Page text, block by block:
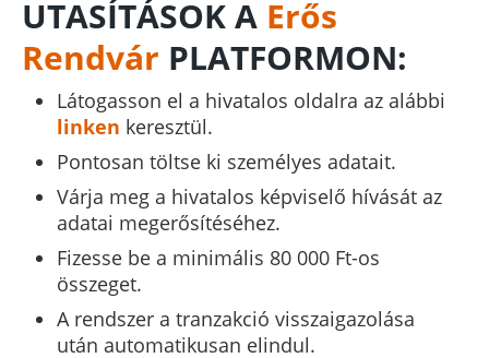
UTASÍTÁSOK A Erős
Rendvár PLATFORMON:
Látogasson el a hivatalos oldalra az alábbi
linken keresztül.
Pontosan töltse ki személyes adatait.
Várja meg a hivatalos képviselő hívását az
adatai megerősítéséhez.
Fizesse be a minimális 80 000 Ft-os
összeget.
A rendszer a tranzakció visszaigazolása
után automatikusan elindul.